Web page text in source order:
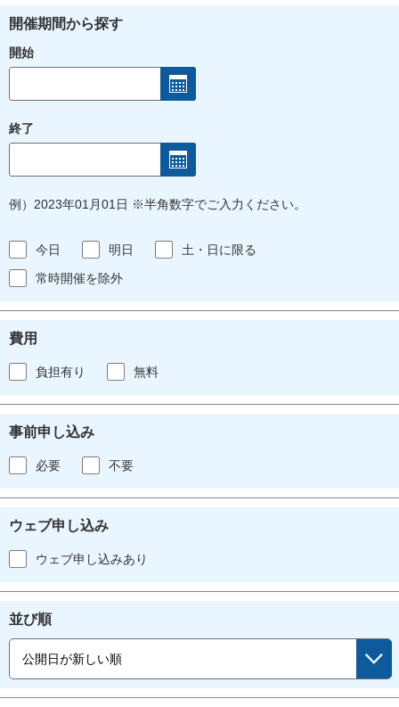
開催期間から探す
開始
終了
例）2023年01月01日 ※半角数字でご入力ください。
今日 明日
土・日に限る
常時開催を除外
費用
負担有り 無料
事前申し込み
必要 不要
ウェブ申し込み
ウェブ申し込みあり
並び順